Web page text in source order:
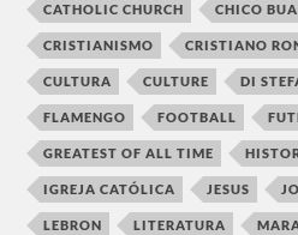
CATHOLIC CHURCH CHICO
CRISTIANISMO CRISTIANO
CULTURA CULTURE DI
FLAMENGO FOOTBALL
GREATEST OF ALL TIME
IGREJA CATÓLICA JESUS
LEBRON LITERATURA